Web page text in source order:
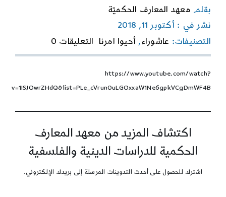
بقلم معهد المعارف الحكميّة
نشر في : أكتوبر 11, 2018
التصنيفات: عاشوراء, أحيوا امرنا التعليقات 0
والمفسدون
الأرض
https://www.youtube.com/watch?
v=1ISJOwrZHdQ&list=PLe_cVrun0uLGOxxaW1Ne6gpkVCgDmWF4B
اكتشاف المزيد من معهد المعارف
الحكمية للدراسات الدينية والفلسفية
اشترك للحصول على أحدث التدوينات المرسلة إلى بريدك الإلكتروني.